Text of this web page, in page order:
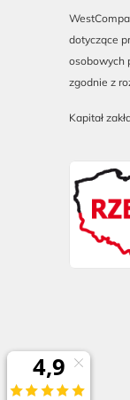
dotyczące
osobowych
zgodnie z
Kapitał